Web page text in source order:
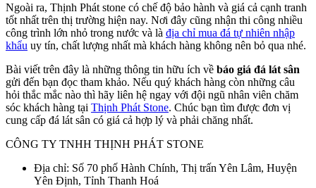
Ngoài ra, Thịnh Phát stone có chế độ bảo hành và giá cả cạnh tranh
tốt nhất trên thị trường hiện nay. Nơi đây cũng nhận thi công nhiều
công trình lớn nhỏ trong nước và là địa chỉ mua đá tự nhiên nhập
khẩu uy tín, chất lượng nhất mà khách hàng không nên bỏ qua nhé.
Bài viết trên đây là những thông tin hữu ích về báo giá đá lát sân
gửi đến bạn đọc tham khảo. Nếu quý khách hàng còn những câu
hỏi thắc mắc nào thì hãy liên hệ ngay với đội ngũ nhân viên chăm
sóc khách hàng tại Thịnh Phát Stone. Chúc bạn tìm được đơn vị
cung cấp đá lát sân có giá cả hợp lý và phải chăng nhất.
CÔNG TY TNHH THỊNH PHÁT STONE
Địa chỉ: Số 70 phố Hành Chính, Thị trấn Yên Lâm, Huyện
Yên Định, Tỉnh Thanh Hoá